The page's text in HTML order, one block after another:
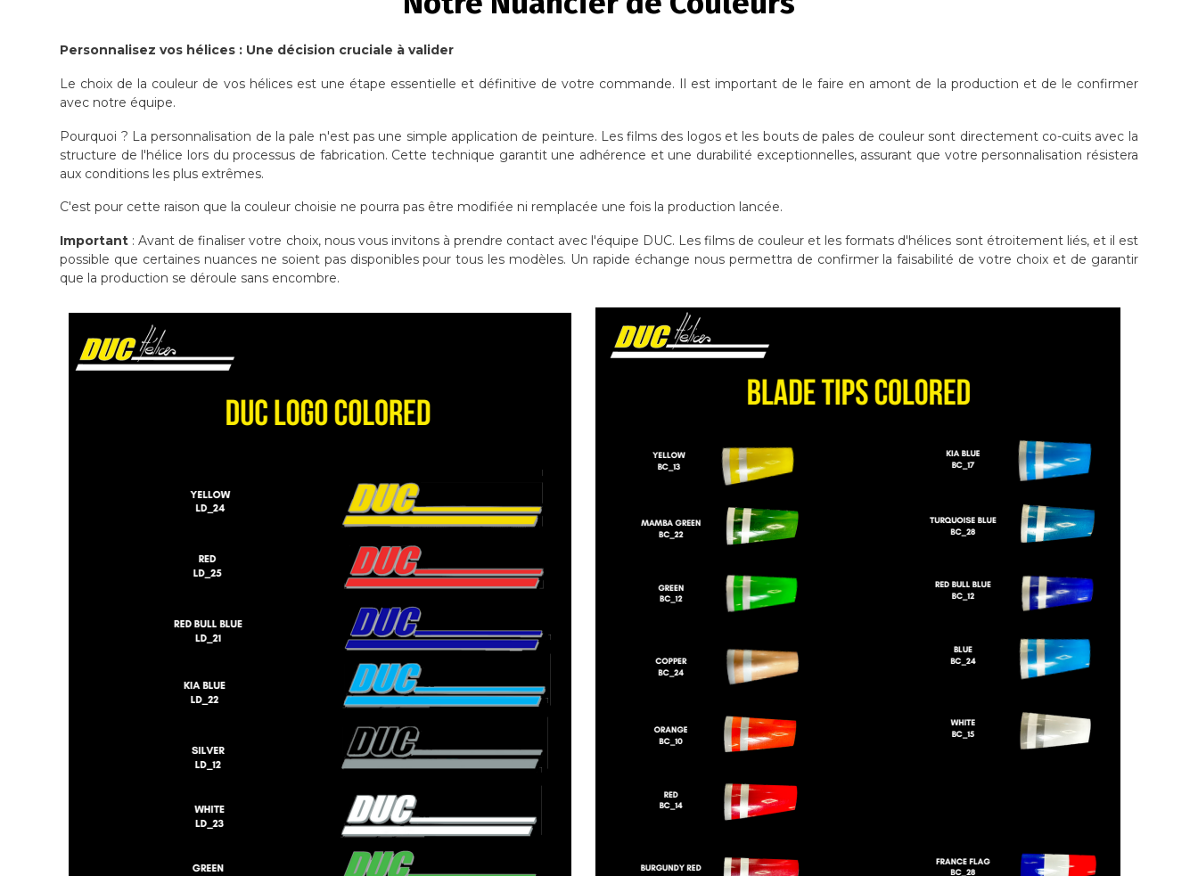
Personnalisez vos hélices : Une décision cruciale à valider
Le choix de la couleur de vos hélices est une étape essentielle et définitive de votre commande. Il est important de le faire en amont de la production et de le confirmer
avec notre équipe.
Pourquoi ? La personnalisation de la pale n'est pas une simple application de peinture. Les films des logos et les bouts de pales de couleur sont directement co-cuits avec la
structure de l'hélice lors du processus de fabrication. Cette technique garantit une adhérence et une durabilité exceptionnelles, assurant que votre personnalisation résistera
aux conditions les plus extrêmes.
C'est pour cette raison que la couleur choisie ne pourra pas être modifiée ni remplacée une fois la production lancée.
Important : Avant de finaliser votre choix, nous vous invitons à prendre contact avec l'équipe DUC. Les films de couleur et les formats d'hélices sont étroitement liés, et il est
possible que certaines nuances ne soient pas disponibles pour tous les modèles. Un rapide échange nous permettra de confirmer la faisabilité de votre choix et de garantir
que la production se déroule sans encombre.